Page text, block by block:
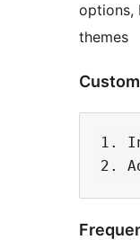
options,
themes
1.